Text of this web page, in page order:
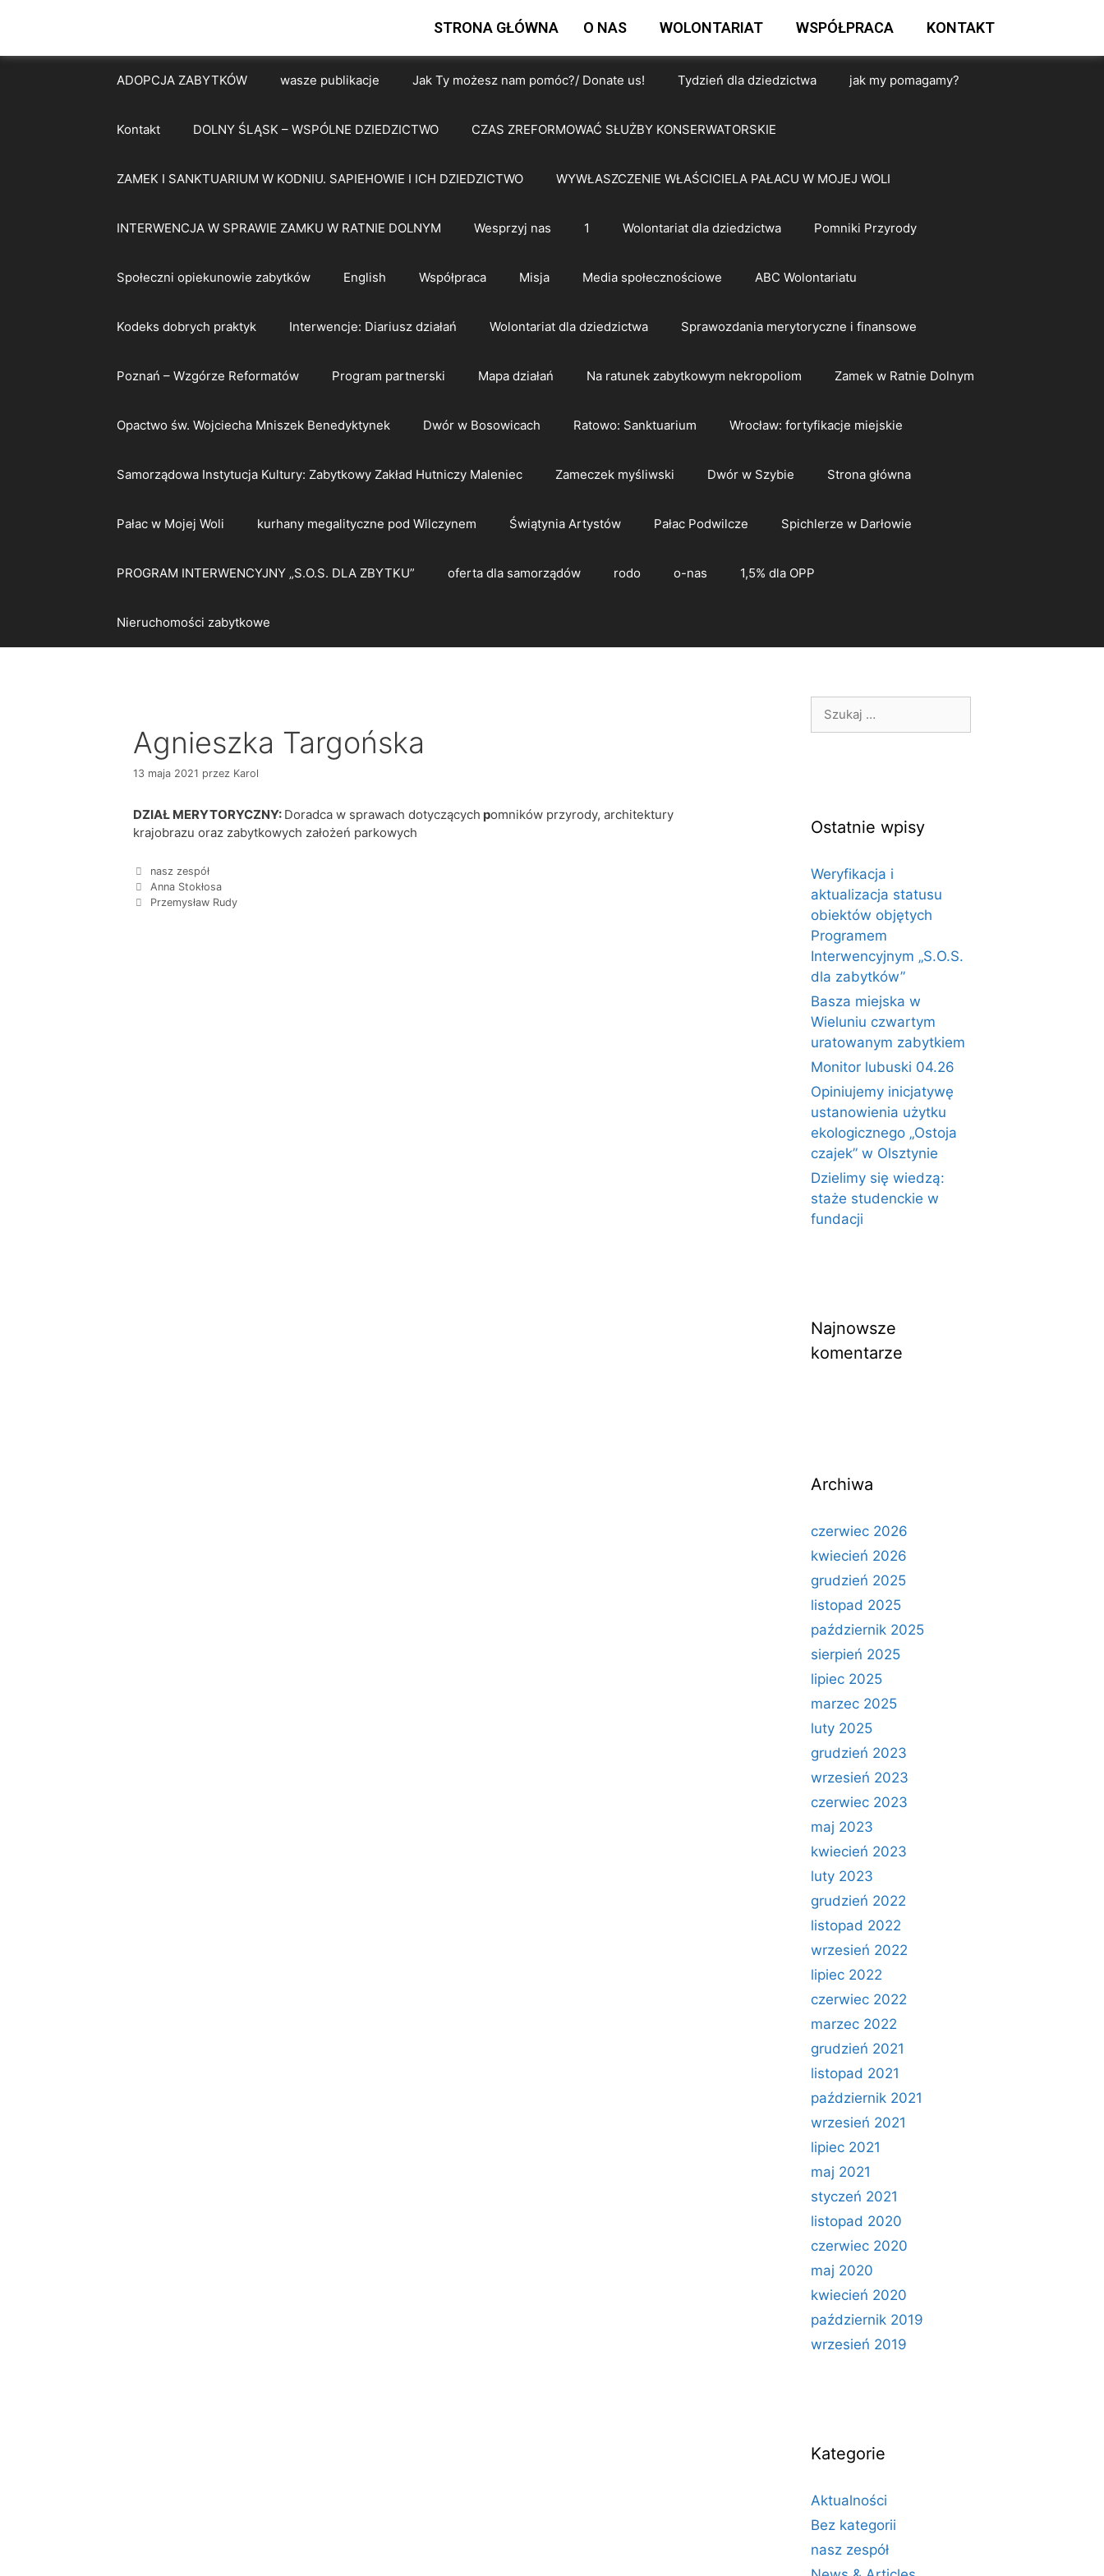
STRONA GŁÓWNA O NAS WOLONTARIAT WSPÓŁPRACA KONTAKT
ADOPCJA ZABYTKÓW wasze publikacje Jak Ty możesz nam pomóc?/ Donate us! Tydzień dla dziedzictwa jak my pomagamy?
Kontakt DOLNY ŚLĄSK – WSPÓLNE DZIEDZICTWO CZAS ZREFORMOWAĆ SŁUŻBY KONSERWATORSKIE
ZAMEK I SANKTUARIUM W KODNIU. SAPIEHOWIE I ICH DZIEDZICTWO WYWŁASZCZENIE WŁAŚCICIELA PAŁACU W MOJEJ WOLI
INTERWENCJA W SPRAWIE ZAMKU W RATNIE DOLNYM Wesprzyj nas 1 Wolontariat dla dziedzictwa Pomniki Przyrody
Społeczni opiekunowie zabytków English Współpraca Misja Media społecznościowe ABC Wolontariatu
Kodeks dobrych praktyk Interwencje: Diariusz działań Wolontariat dla dziedzictwa Sprawozdania merytoryczne i finansowe
Poznań – Wzgórze Reformatów Program partnerski Mapa działań Na ratunek zabytkowym nekropoliom Zamek w Ratnie Dolnym
Opactwo św. Wojciecha Mniszek Benedyktynek Dwór w Bosowicach Ratowo: Sanktuarium Wrocław: fortyfikacje miejskie
Samorządowa Instytucja Kultury: Zabytkowy Zakład Hutniczy Maleniec Zameczek myśliwski Dwór w Szybie Strona główna
Pałac w Mojej Woli kurhany megalityczne pod Wilczynem Świątynia Artystów Pałac Podwilcze Spichlerze w Darłowie
PROGRAM INTERWENCYJNY „S.O.S. DLA ZBYTKU” oferta dla samorządów rodo o-nas 1,5% dla OPP
Nieruchomości zabytkowe
Agnieszka Targońska
13 maja 2021 przez Karol
DZIAŁ MERYTORYCZNY: Doradca w sprawach dotyczących pomników przyrody, architektury
krajobrazu oraz zabytkowych założeń parkowych
nasz zespół
Anna Stokłosa
Przemysław Rudy
Ostatnie wpisy
Weryfikacja i
aktualizacja statusu
obiektów objętych
Programem
Interwencyjnym „S.O.S.
dla zabytków”
Basza miejska w
Wieluniu czwartym
uratowanym zabytkiem
Monitor lubuski 04.26
Opiniujemy inicjatywę
ustanowienia użytku
ekologicznego „Ostoja
czajek” w Olsztynie
Dzielimy się wiedzą:
staże studenckie w
fundacji
Najnowsze
komentarze
Archiwa
czerwiec 2026
kwiecień 2026
grudzień 2025
listopad 2025
październik 2025
sierpień 2025
lipiec 2025
marzec 2025
luty 2025
grudzień 2023
wrzesień 2023
czerwiec 2023
maj 2023
kwiecień 2023
luty 2023
grudzień 2022
listopad 2022
wrzesień 2022
lipiec 2022
czerwiec 2022
marzec 2022
grudzień 2021
listopad 2021
październik 2021
wrzesień 2021
lipiec 2021
maj 2021
styczeń 2021
listopad 2020
czerwiec 2020
maj 2020
kwiecień 2020
październik 2019
wrzesień 2019
Kategorie
Aktualności
Bez kategorii
nasz zespół